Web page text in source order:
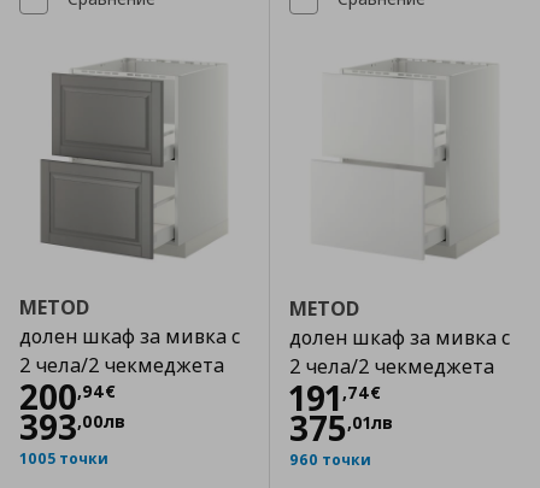
METOD
долен шкаф за мивка с
2 чела/2 чекмеджета
200,94€
Цена
393,00лв
1005 точки
METOD
долен шкаф за мивка с
2 чела/2 чекмеджета
191 ,74€
Цена
375,01лв
960 точки